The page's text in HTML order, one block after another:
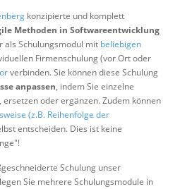
konzipierte und komplett
Methoden in Softwareentwicklung
als Schulungsmodul mit beliebigen
Firmenschulung (vor Ort oder
verbinden. Sie können diese Schulung
anpassen, indem Sie einzelne
oder ergänzen. Zudem können
(z.B. Reihenfolge der
entscheiden. Dies ist keine
Schulung unser
Sie mehrere Schulungsmodule in